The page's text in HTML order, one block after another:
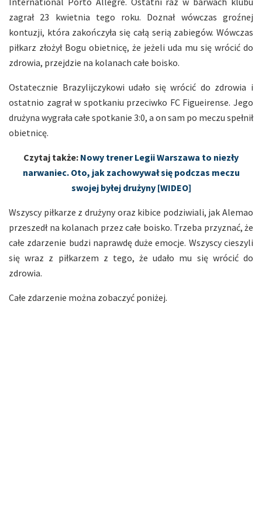
zagrał 23 kwietnia tego roku. Doznał wówczas groźnej
kontuzji, która zakończyła się całą serią zabiegów. Wówczas
piłkarz złożył Bogu obietnicę, że jeżeli uda mu się wrócić do
zdrowia, przejdzie na kolanach całe boisko.
Ostatecznie Brazylijczykowi udało się wrócić do zdrowia i
ostatnio zagrał w spotkaniu przeciwko FC Figueirense. Jego
drużyna wygrała całe spotkanie 3:0, a on sam po meczu spełnił
obietnicę.
Czytaj także: Nowy trener Legii Warszawa to niezły
narwaniec. Oto, jak zachowywał się podczas meczu
swojej byłej drużyny [WIDEO]
Wszyscy piłkarze z drużyny oraz kibice podziwiali, jak Alemao
przeszedł na kolanach przez całe boisko. Trzeba przyznać, że
całe zdarzenie budzi naprawdę duże emocje. Wszyscy cieszyli
się wraz z piłkarzem z tego, że udało mu się wrócić do
zdrowia.
Całe zdarzenie można zobaczyć poniżej.